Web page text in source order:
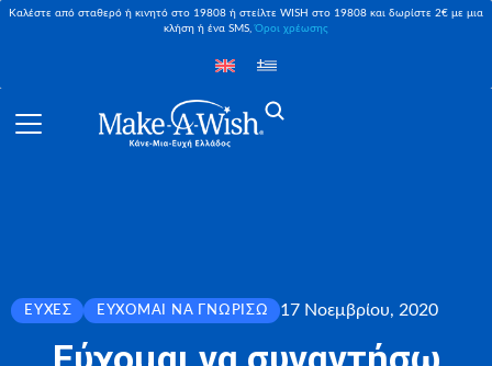
Καλέστε από σταθερό ή κινητό στο 19808 ή στείλτε WISH στο 19808 και δωρίστε 2€ με μια
κλήση ή ένα SMS,Όροι χρέωσης
ΕΥΧΈΣ ΕΎΧΟΜΑΙ ΝΑ ΓΝΩΡΊΣΩ 17 Νοεμβρίου, 2020